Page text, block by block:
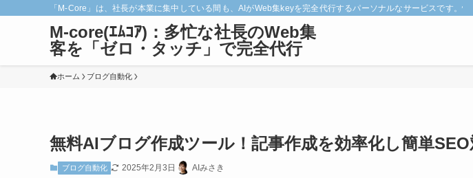
「M-Core」は、社長が本業に集中している間も、AIがWeb集keyを完全代行するパーソナルなサービスです
M-core(ｴﾑｺｱ)：多忙な社長のWeb集
客を「ゼロ・タッチ」で完全代行
ホーム ブログ自動化
無料AIブログ作成ツール！記事作成を効率化し簡単SEO
ブログ自動化 2025年2月3日 AIみさき